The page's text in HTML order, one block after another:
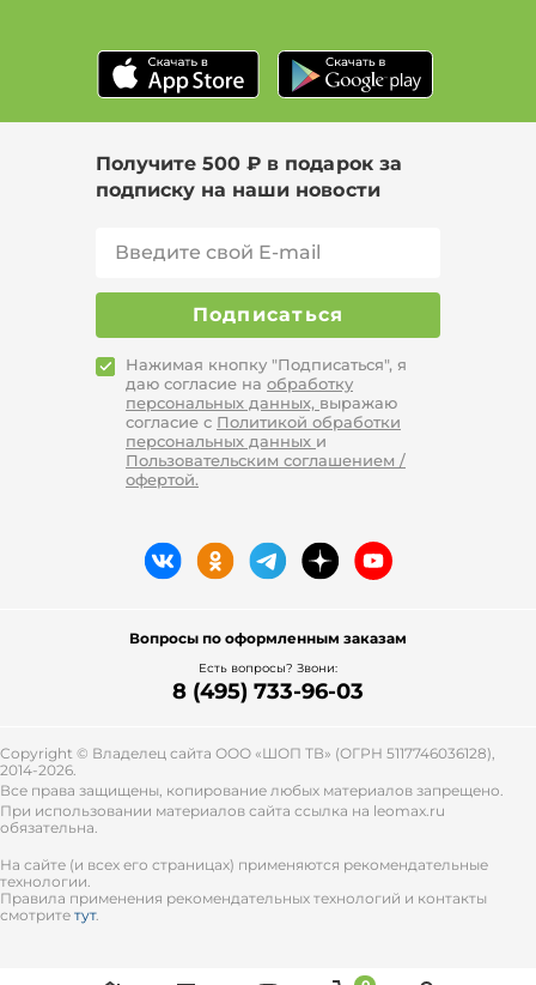
Получите 500 ₽ в подарок за
подписку на наши новости
Подписаться
Нажимая кнопку "Подписаться", я
даю согласие на обработку
персональных данных, выражаю
согласие с Политикой обработки
персональных данных и
Пользовательским соглашением /
офертой.
Вопросы по оформленным заказам
Есть вопросы? Звони:
8 (495) 733-96-03
Copyright © Владелец сайта ООО «ШОП ТВ» (ОГРН 5117746036128),
2014-2026.
Все права защищены, копирование любых материалов запрещено.
При использовании материалов сайта ссылка на leomax.ru
обязательна.
На сайте (и всех его страницах) применяются рекомендательные
технологии.
Правила применения рекомендательных технологий и контакты
смотрите тут.